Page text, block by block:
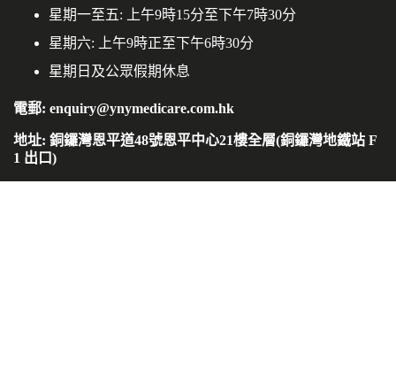
星期一至五: 上午9時15分至下午7時30分
星期六: 上午9時正至下午6時30分
星期日及公眾假期休息
電郵: enquiry@ynymedicare.com.hk
地址: 銅鑼灣恩平道48號恩平中心21樓全層(銅鑼灣地鐵站 F
1 出口)